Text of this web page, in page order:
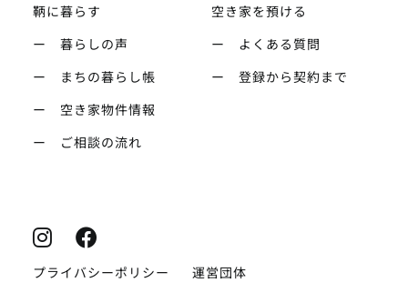
鞆に暮らす
ー 暮らしの声
ー まちの暮らし帳
ー 空き家物件情報
ー ご相談の流れ
空き家を預ける
ー よくある質問
ー 登録から契約まで
プライバシーポリシー 運営団体